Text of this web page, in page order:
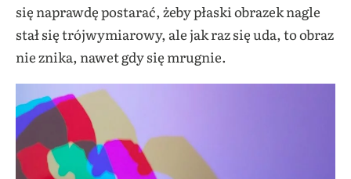
się naprawdę postarać, żeby płaski obrazek nagle
stał się trójwymiarowy, ale jak raz się uda, to obraz
nie znika, nawet gdy się mrugnie.